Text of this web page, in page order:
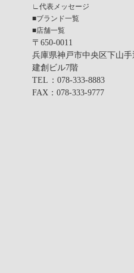
∟ 代表メッセージ
■ブランド一覧
■店舗一覧
〒650-0011
兵庫県神戸市中央区下山手
建創ビル7階
TEL ：078-333-8883
FAX ：078-333-9777